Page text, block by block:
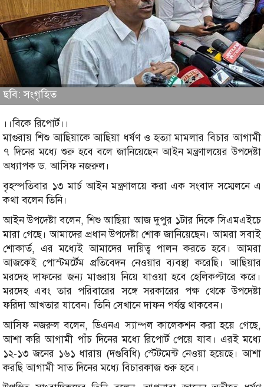
ছবি: সংগৃহিত
।।বিকে রিপোর্ট।।
মাগুরায় শিশু আছিয়াকে আছিয়া ধর্ষণ ও হত্যা মামলার বিচার আগামী
৭ দিনের মধ্যে শুরু হবে বলে জানিয়েছেন আইন মন্ত্রণালয়ের উপদেষ্টা
অধ্যাপক ড. আসিফ নজরুল।
বৃহস্পতিবার ১৩ মার্চ আইন মন্ত্রণালয়ে করা এক সংবাদ সম্মেলনে এ
কথা বলেন তিনি।
আইন উপদেষ্টা বলেন, শিশু আছিয়া আজ দুপুর ১টার দিকে সিএমএইচে
মারা গেছে। আমাদের প্রধান উপদেষ্টা শোক জানিয়েছেন। আমরা সবাই
শোকার্ত, এর মধ্যেই আমাদের দায়িত্ব পালন করতে হবে। আমরা
আজকেই পোস্টমর্টেম প্রতিবেদন নেওয়ার ব্যবস্থা করেছি। আছিয়ার
মরদেহ দাফনের জন্য মাগুরায় নিয়ে যাওয়া হবে হেলিকপ্টারে করে।
মরদেহ এবং তার পরিবারের সঙ্গে সরকারের পক্ষ থেকে উপদেষ্টা
ফরিদা আখতার যাবেন। তিনি সেখানে দাফন পর্যন্ত থাকবেন।
আসিফ নজরুল বলেন, ডিএনএ স্যাম্পল কালেকশন করা হয়ে গেছে,
আশা করি আগামী পাঁচ দিনের মধ্যে রিপোর্ট পেয়ে যাব। এরই মধ্যে
১২-১৩ জনের ১৬১ ধারায় (দণ্ডবিধি) স্টেটমেন্ট নেওয়া হয়েছে। আশা
করছি আগামী সাত দিনের মধ্যে বিচারকাজ শুরু হবে।